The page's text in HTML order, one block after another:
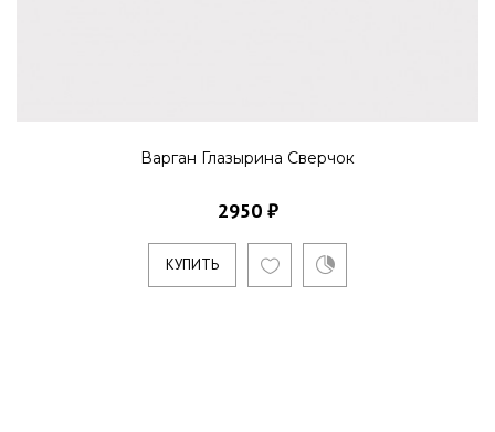
Варган Глазырина Сверчок
2950 ₽
КУПИТЬ